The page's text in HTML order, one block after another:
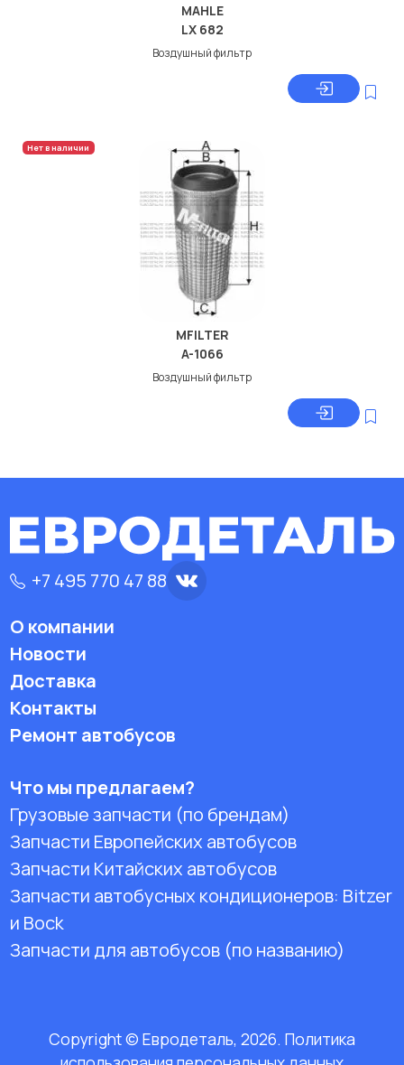
MAHLE
LX 682
Воздушный фильтр
Нет в наличии
MFILTER
A-1066
Воздушный фильтр
+7 495 770 47 88
О компании
Новости
Доставка
Контакты
Ремонт автобусов
Что мы предлагаем?
Грузовые запчасти (по брендам)
Запчасти Европейских автобусов
Запчасти Китайских автобусов
Запчасти автобусных кондиционеров: Bitzer
и Bock
Запчасти для автобусов (по названию)
Copyright © Евродеталь, 2026. Политика